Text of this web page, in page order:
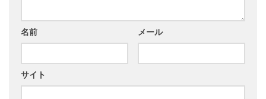
名前 メール
サイト